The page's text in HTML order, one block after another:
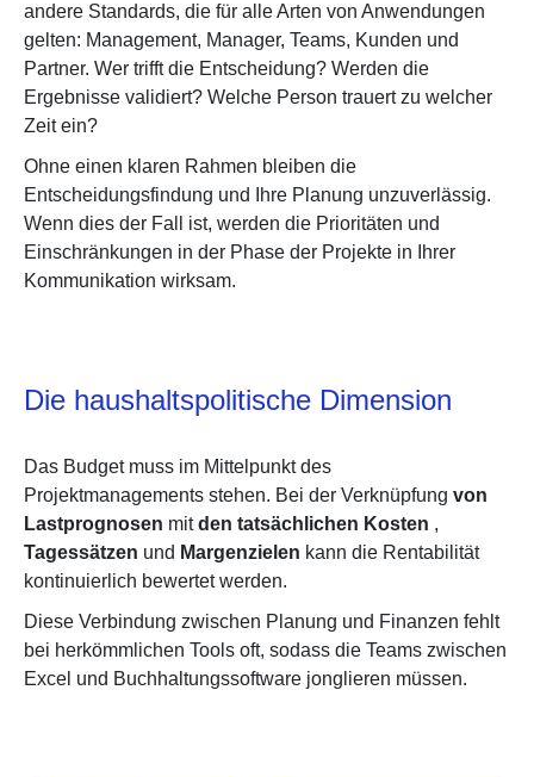
andere Standards, die für alle Arten von Anwendungen
gelten: Management, Manager, Teams, Kunden und
Partner. Wer trifft die Entscheidung? Werden die
Ergebnisse validiert? Welche Person trauert zu welcher
Zeit ein?
Ohne einen klaren Rahmen bleiben die
Entscheidungsfindung und Ihre Planung unzuverlässig.
Wenn dies der Fall ist, werden die Prioritäten und
Einschränkungen in der Phase der Projekte in Ihrer
Kommunikation wirksam.
Die haushaltspolitische Dimension
Das Budget muss im Mittelpunkt des
Projektmanagements stehen. Bei der Verknüpfung von
Lastprognosen mit den tatsächlichen Kosten ,
Tagessätzen und Margenzielen kann die Rentabilität
kontinuierlich bewertet werden.
Diese Verbindung zwischen Planung und Finanzen fehlt
bei herkömmlichen Tools oft, sodass die Teams zwischen
Excel und Buchhaltungssoftware jonglieren müssen.